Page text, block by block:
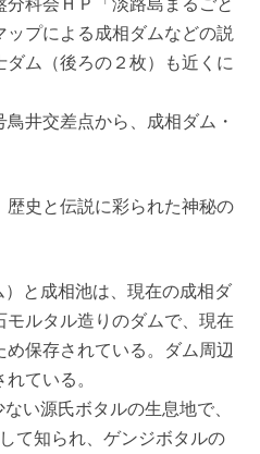
ップによる成相ダムなどの説
ム（後ろの２枚）も近くに
井交差点から、成相ダム・
史と伝説に彩られた神秘の
と成相池は、現在の成相ダ
ルタル造りのダムで、現在
保存されている。ダム周辺
ている。
い源氏ボタルの生息地で、
て知られ、ゲンジボタルの